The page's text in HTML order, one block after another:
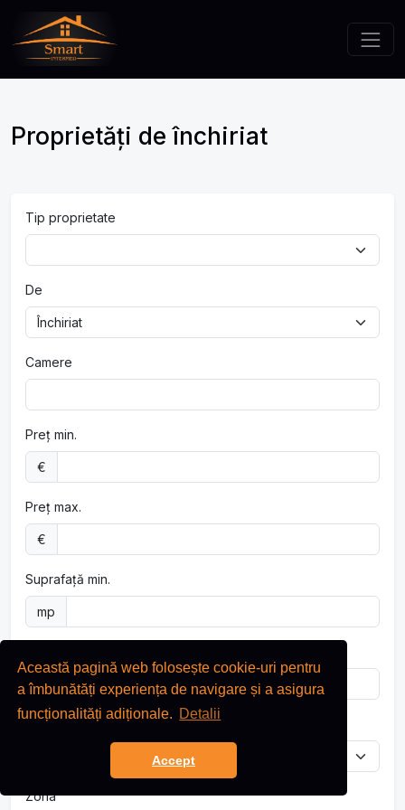
Această pagină web folosește cookie-uri pentru
a îmbunătăți experiența de navigare și a asigura
funcționalități adiționale. Detalii
Accept
Proprietăți de închiriat
Tip proprietate
De
Camere
Preț min.
€
Preț max.
€
Suprafață min.
mp
mp
Agent
Zona